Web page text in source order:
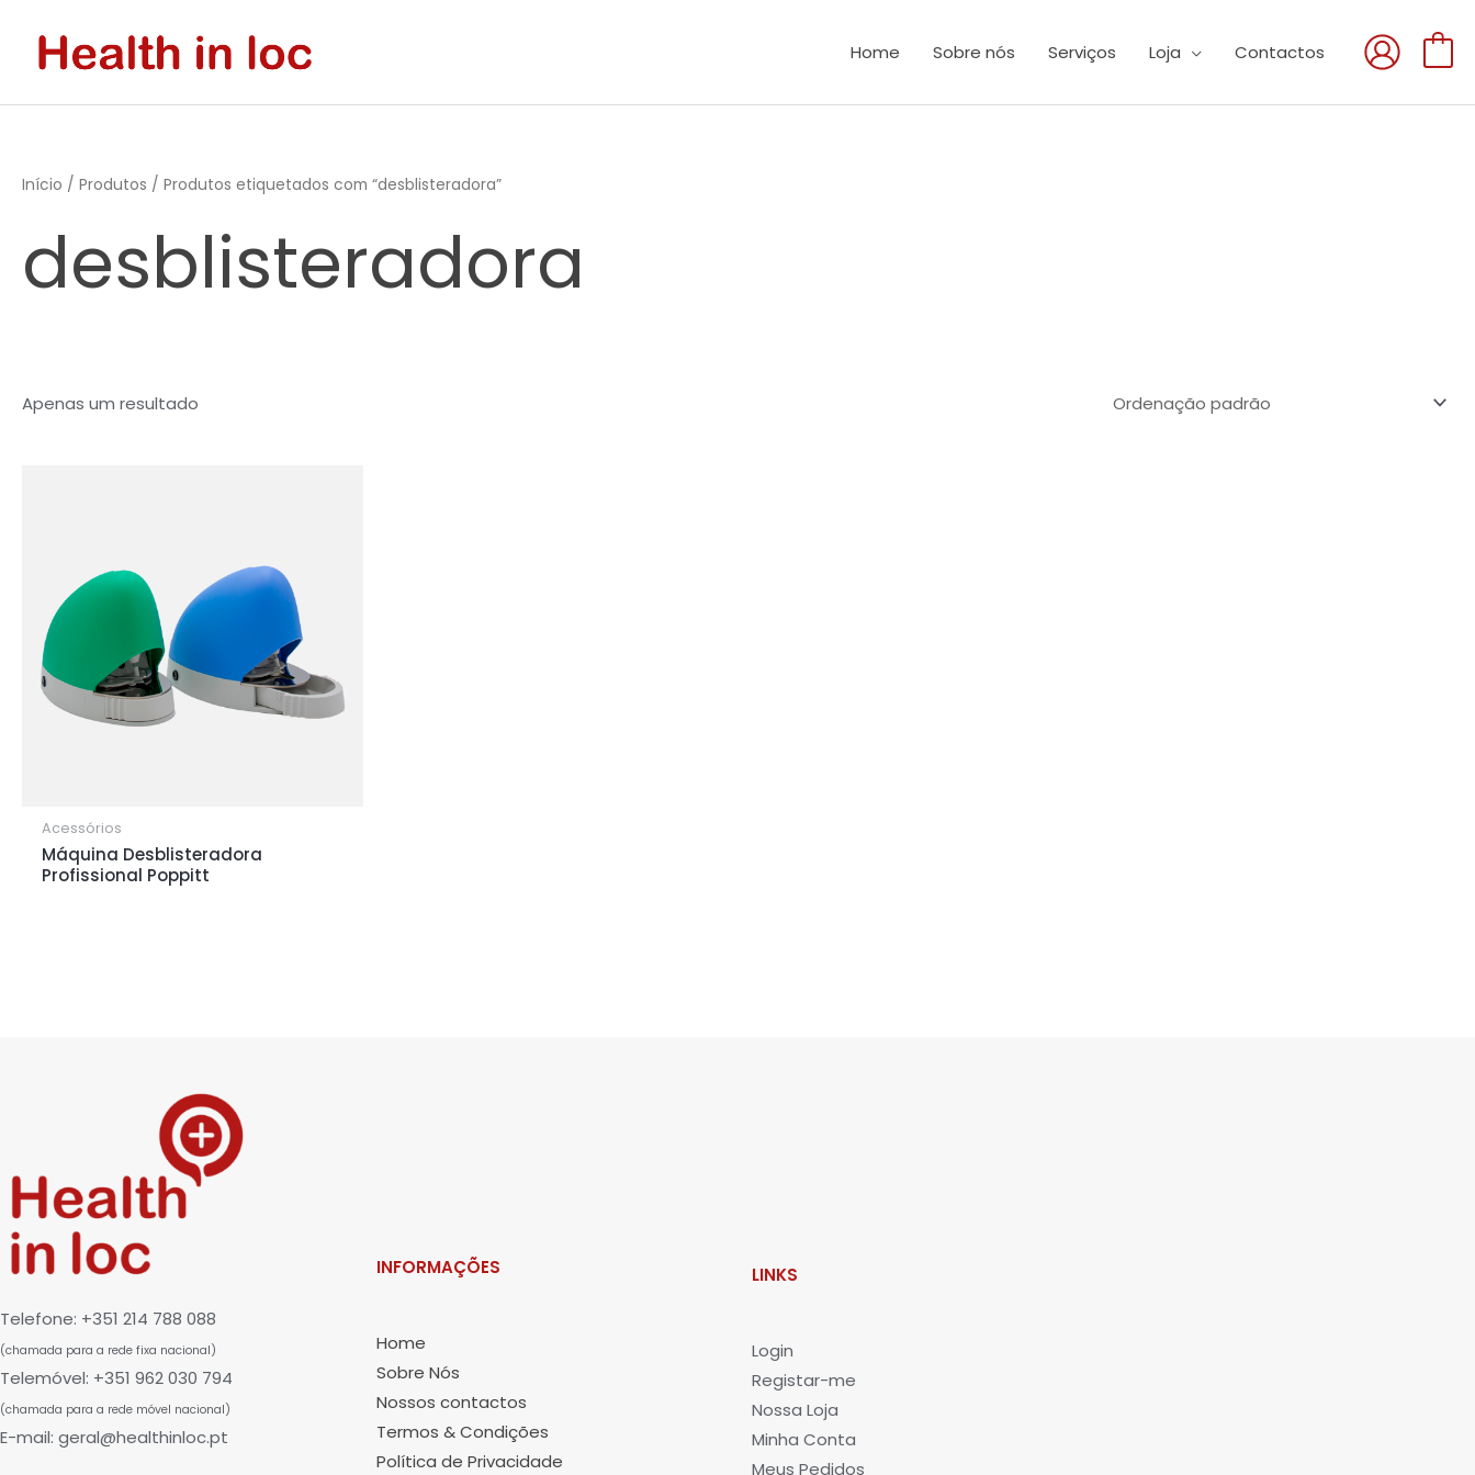
content
Home Sobre nós Serviços Loja Contactos
Início / Produtos / Produtos etiquetados com “desblisteradora”
desblisteradora
Apenas um resultado
Acessórios
Máquina Desblisteradora
Profissional Poppitt
Telefone: +351 214 788 088
(chamada para a rede fixa nacional)
Telemóvel: +351 962 030 794
(chamada para a rede móvel nacional)
E-mail: geral@healthinloc.pt
INFORMAÇÕES
Home
Sobre Nós
Nossos contactos
Termos & Condições
Política de Privacidade
LINKS
Login
Registar-me
Nossa Loja
Minha Conta
Meus Pedidos